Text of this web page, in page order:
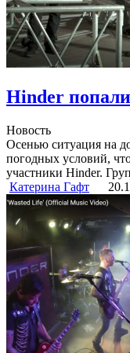
Hinder
Новость
Осенью ситуация на
погодных условий,
участники Hinder.
Катерина Гафт